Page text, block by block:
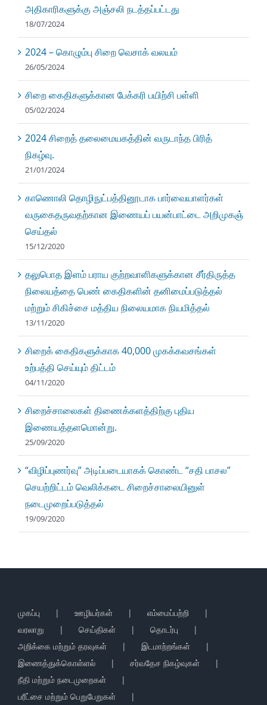
அதிகாரிகளுக்கு அஞ்சலி நடத்தப்பட்டது
18/07/2024
2024 – கொழும்பு சிறை வெசாக் வலயம்
26/05/2024
சிறை கைதிகளுக்கான பேக்கரி பயிற்சி பள்ளி
05/02/2024
2024 சிறைத் தலைமையகத்தின் வருடாந்த பிரித்
நிகழ்வு.
21/01/2024
காணொலி தொழிநுட்பத்தினூடாக பார்வையாளர்கள்
வருகைதருவதற்கான இணையப் பயன்பாட்டை அறிமுகஞ்
செய்தல்
15/12/2020
தலுபொத இளம் பராய குற்றவாளிகளுக்கான சீர்திருத்த
நிலையத்தை பெண் கைதிகளின் தனிமைப்படுத்தல்
மற்றும் சிகிச்சை மத்திய நிலையமாக நியமித்தல்
13/11/2020
சிறைக் கைதிகளுக்காக 40,000 முகக்கவசங்கள்
உற்பத்தி செய்யும் திட்டம்
04/11/2020
சிறைச்சாலைகள் திணைக்களத்திற்கு புதிய
இணையத்தளமொன்று.
25/09/2020
“விழிப்புணர்வு” அடிப்படையாகக் கொண்ட “சதி பாசல”
செயற்றிட்டம் வெலிக்கடை சிறைச்சாலையினுள்
நடைமுறைப்படுத்தல்
19/09/2020
முகப்பு ஊழியர்கள்
எம்மைப்பற்றி
வரலாறு
செய்திகள்
தொடர்பு
அறிக்கை மற்றும் தரவுகள்
இடமாற்றங்கள்
இணைத்துக்கொள்ளல்
சர்வதேச நிகழ்வுகள்
நீதி மற்றும் நடைமுறைகள்
பரீட்சை மற்றும் பெறுபேறுகள்